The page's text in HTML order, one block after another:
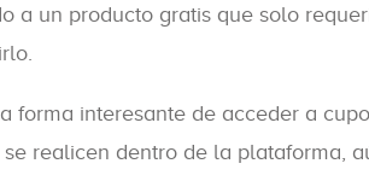
a un producto gratis que solo
forma interesante de acceder a
realicen dentro de la plataforma,